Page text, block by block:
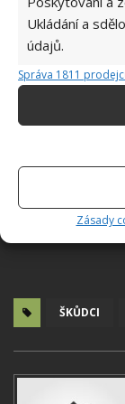
Ukládání a
údajů.
Správa 1811
Zásady
ŠKŮDCI